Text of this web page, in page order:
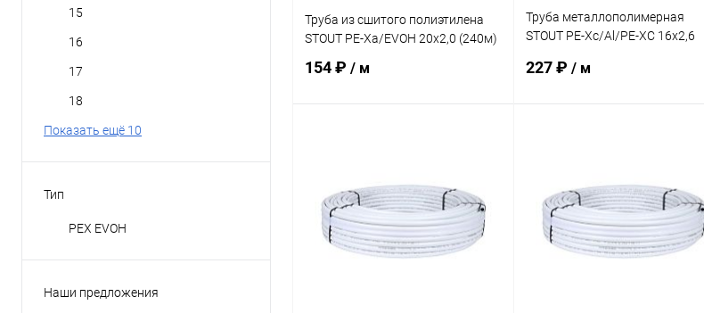
15
16
17
18
Показать ещё 10
Тип
PEX EVOH
Наши предложения
Труба из сшитого полиэтилена
STOUT PE-Xa/EVOH 20х2,0 (240м)
154 ₽ / м
Купить в 1 клик Сравнение
В избранное
заказ 3-5
дней
Труба металлополимерная
STOUT PE-Xc/Al/PE-XC 16х2,6
227 ₽ / м
Купить в 1 клик Сравнение
В избранное
заказ 3-5
дней